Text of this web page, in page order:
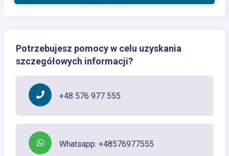
Potrzebujesz pomocy w celu uzyskania
szczegółowych informacji?
+48 576 977 555
Whatsapp: +48576977555